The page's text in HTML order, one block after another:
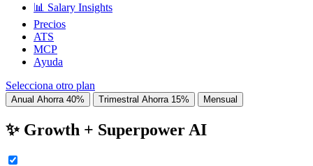
📊 Salary Insights
Precios
ATS
MCP
Ayuda
Selecciona otro plan
Anual Ahorra 40% Trimestral Ahorra 15% Mensual
✨ Growth + Superpower AI